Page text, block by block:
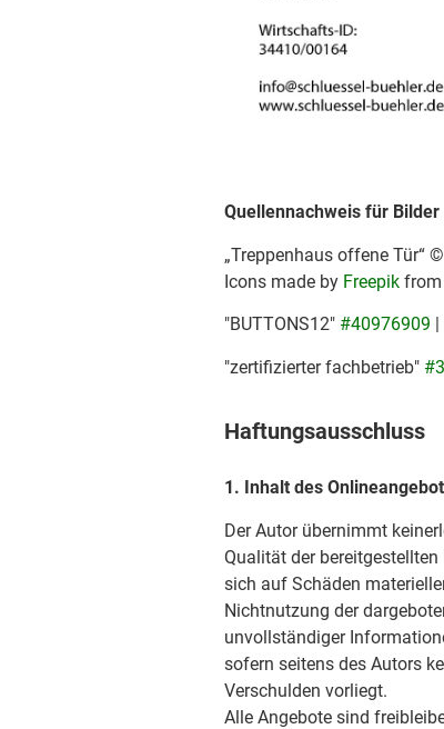
Quellennachweis für Bilder
„Treppenhaus offene Tür“
Icons made by Freepik from
"BUTTONS12" #40976909
"zertifizierter fachbetrieb"
Haftungsausschluss
1. Inhalt des
Der Autor übernimmt
Qualität der
sich auf Schäden
Nichtnutzung der
unvollständiger
sofern seitens des Autors
Verschulden vorliegt.
Alle Angebote sind